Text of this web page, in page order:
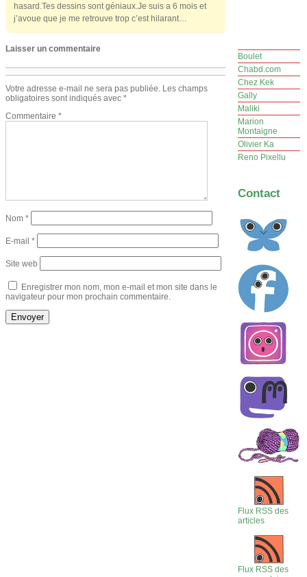
hasard.Tes dessins sont géniaux.Je suis a 6 mois et
j’avoue que je me retrouve trop c’est hilarant…
Laisser un commentaire
Votre adresse e-mail ne sera pas publiée. Les champs
obligatoires sont indiqués avec *
Commentaire *
Nom *
E-mail *
Site web
Enregistrer mon nom, mon e-mail et mon site dans le
navigateur pour mon prochain commentaire.
Boulet
Chabd.com
Chez Kek
Gally
Maliki
Marion
Montaigne
Olivier Ka
Reno Pixellu
Contact
Flux RSS des
articles
Flux RSS des